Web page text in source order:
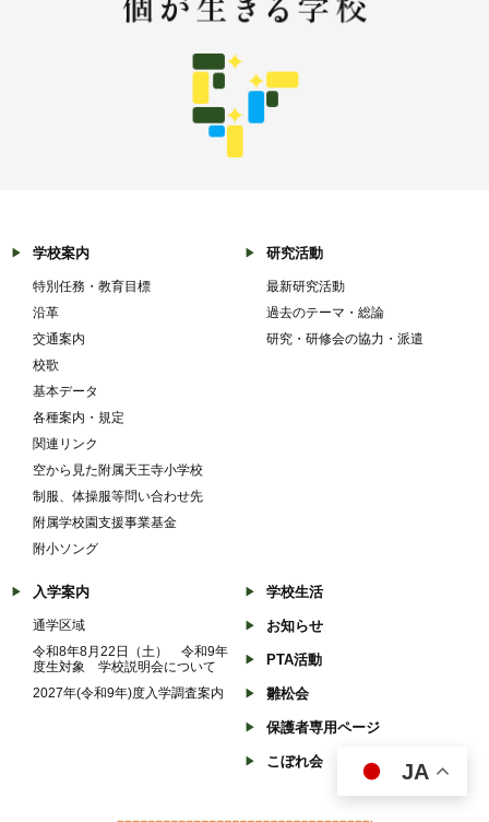
学校案内
特別任務・教育目標
沿革
交通案内
校歌
基本データ
各種案内・規定
関連リンク
空から見た附属天王寺小学校
制服、体操服等問い合わせ先
附属学校園支援事業基金
附小ソング
研究活動
最新研究活動
過去のテーマ・総論
研究・研修会の協力・派遣
入学案内
通学区域
令和8年8月22日（土） 令和9年
度生対象 学校説明会について
2027年(令和9年)度入学調査案内
学校生活
お知らせ
PTA活動
雛松会
保護者専用ページ
こぼれ会 JA